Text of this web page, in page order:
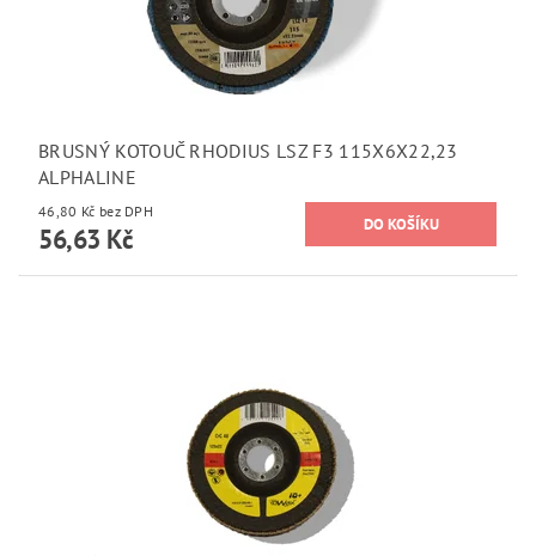
BRUSNÝ KOTOUČ RHODIUS LSZ F3 115X6X22,23
ALPHALINE
46,80 Kč bez DPH
56,63 Kč